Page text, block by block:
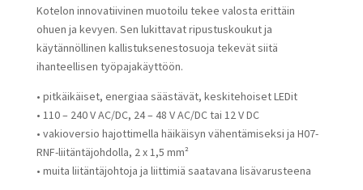
Kotelon innovatiivinen muotoilu tekee valosta erittäin
ohuen ja kevyen. Sen lukittavat ripustuskoukut ja
käytännöllinen kallistuksenestosuoja tekevät siitä
ihanteellisen työpajakäyttöön.
• pitkäikäiset, energiaa säästävät, keskitehoiset LEDit
• 110 – 240 V AC/DC, 24 – 48 V AC/DC tai 12 V DC
• vakioversio hajottimella häikäisyn vähentämiseksi ja H07-
RNF-liitäntäjohdolla, 2 x 1,5 mm²
• muita liitäntäjohtoja ja liittimiä saatavana lisävarusteena